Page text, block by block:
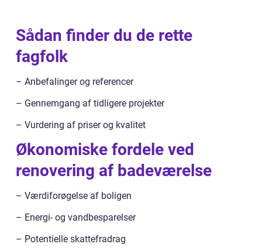
Sådan finder du de rette
fagfolk
– Anbefalinger og referencer
– Gennemgang af tidligere projekter
– Vurdering af priser og kvalitet
Økonomiske fordele ved
renovering af badeværelse
– Værdiforøgelse af boligen
– Energi- og vandbesparelser
– Potentielle skattefradrag